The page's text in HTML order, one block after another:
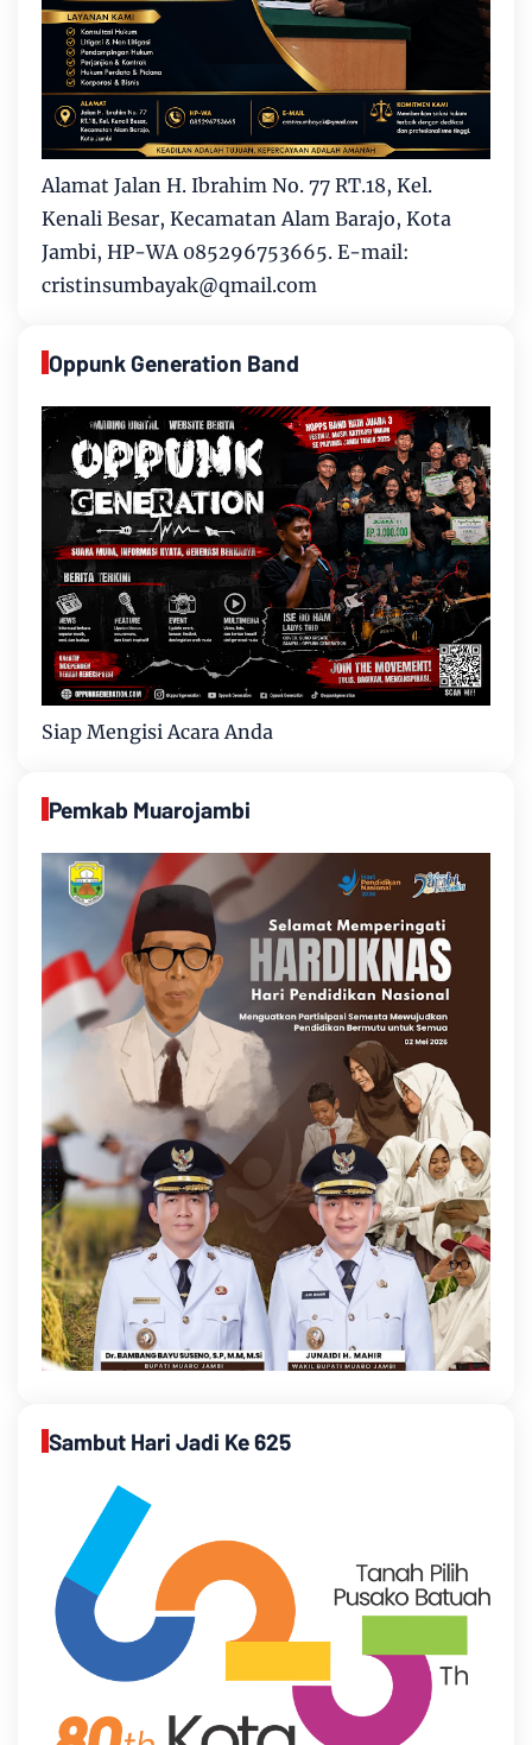
Alamat Jalan H. Ibrahim No. 77 RT.18, Kel.
Kenali Besar, Kecamatan Alam Barajo, Kota
Jambi, HP-WA 085296753665. E-mail:
cristinsumbayak@qmail.com
Oppunk Generation Band
Siap Mengisi Acara Anda
Pemkab Muarojambi
Sambut Hari Jadi Ke 625